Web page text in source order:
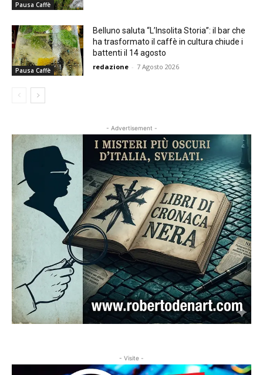
Pausa Caffè
Pausa Caffè
Belluno saluta “L’Insolita Storia”: il bar che
ha trasformato il caffè in cultura chiude i
battenti il 14 agosto
redazione - 7 Agosto 2026
- Advertisement -
- Visite -